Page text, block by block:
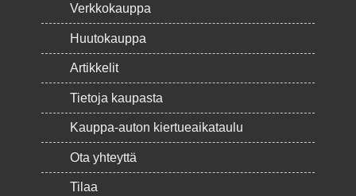
Verkkokauppa
Huutokauppa
Artikkelit
Tietoja kaupasta
Kauppa-auton kiertueaikataulu
Ota yhteyttä
Tilaa